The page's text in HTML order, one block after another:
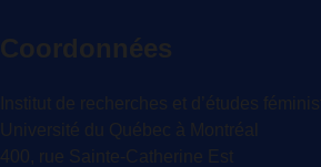
Coordonnées
Institut de recherches et d’études
Université du Québec à Montréal
400, rue Sainte-Catherine Est